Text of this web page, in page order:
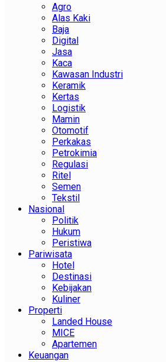
Agro
Alas Kaki
Baja
Digital
Jasa
Kaca
Kawasan Industri
Keramik
Kertas
Logistik
Mamin
Otomotif
Perkakas
Petrokimia
Regulasi
Ritel
Semen
Tekstil
Nasional
Politik
Hukum
Peristiwa
Pariwisata
Hotel
Destinasi
Kebijakan
Kuliner
Properti
Landed House
MICE
Apartemen
Keuangan